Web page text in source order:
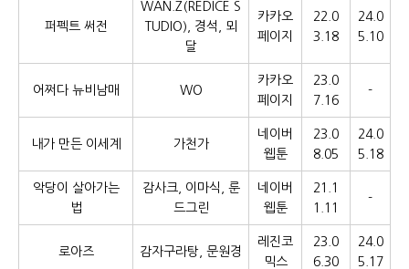
퍼펙트 써전
WAN.Z(REDICE S
TUDIO), 경석, 뫼
달
카카오
페이지
22.0
3.18
24.0
5.10
어쩌다 뉴비남매 WO
카카오
페이지
23.0
7.16
-
내가 만든 이세계 가천가
네이버
웹툰
23.0
8.05
24.0
5.18
악당이 살아가는
법
감사크, 이마식, 룬
드그린
네이버
웹툰
21.1
1.11
-
로아즈 감자구라탕, 문원경
레진코
믹스
23.0
6.30
24.0
5.17